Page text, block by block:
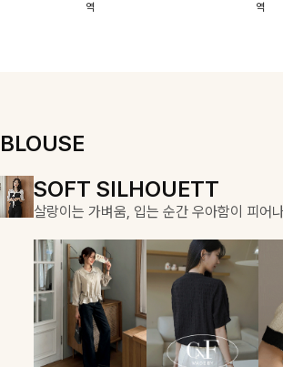
스에요🖤
역
할 수
역
BLOUSE
SOFT SILHOUETT
살랑이는 가벼움, 입는 순간 우아함이 피어
COZY ESSENTIAL
매일의 일상을 부드럽게 감싸줄 니트 컬렉션
DOUBLE THE JOY
함께할 때 더욱 완벽한, 합리적인 선택으로 채